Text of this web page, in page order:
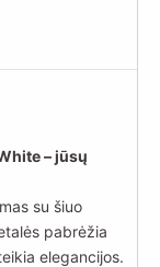
– jūsų
su šiuo
pabrėžia
elegancijos.